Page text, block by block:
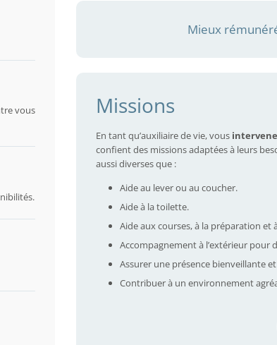
vous
Mieux
Missions
En tant qu’auxiliaire de vie, vous
confient des missions adaptées à leurs
aussi diverses que :
Aide au lever ou au coucher.
Aide à la toilette.
Aide aux courses, à la préparation et
Accompagnement à l’extérieur pour
Assurer une présence bienveillante
Contribuer à un environnement